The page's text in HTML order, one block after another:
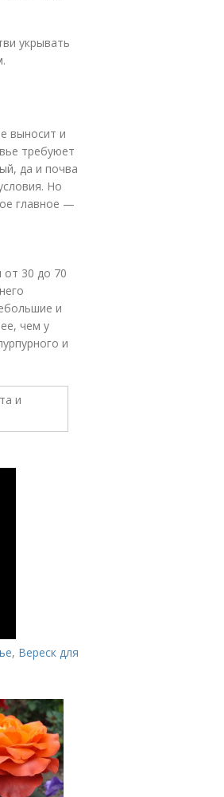
укрывать
выносит и
требуюет
да и почва
Но
главное —
от 30 до 70
и
чем у
и
, Вереск для